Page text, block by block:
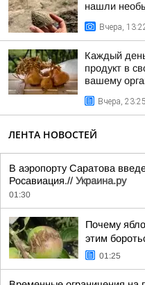
нашли
Вчера,
Каждый
продукт в
вашему
Вчера, 23:25
ЛЕНТА НОВОСТЕЙ
В аэропорту Саратова
Росавиация.// Украина.ру
01:30
Почему
этим
01:25